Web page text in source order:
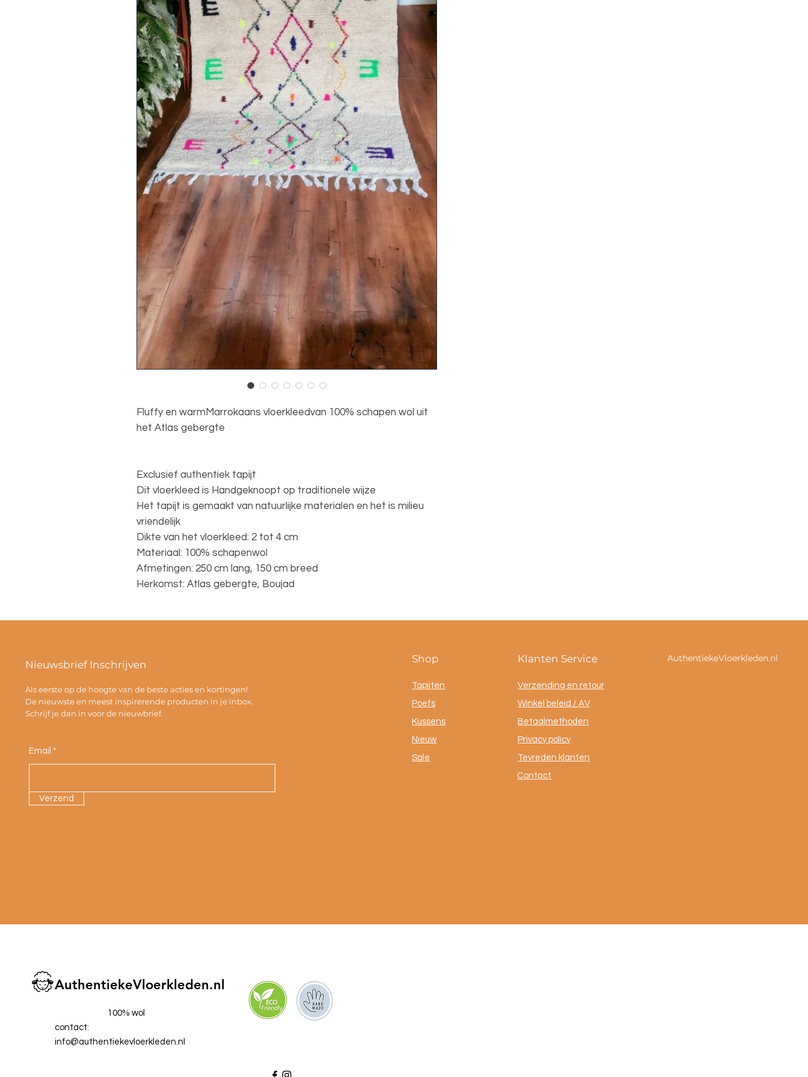
Fluffy en warmMarrokaans vloerkleedvan 100% schapen wol uit
het Atlas gebergte
Exclusief authentiek tapijt
Dit vloerkleed is Handgeknoopt op traditionele wijze
Het tapijt is gemaakt van natuurlijke materialen en het is milieu
vriendelijk
Dikte van het vloerkleed: 2 tot 4 cm
Materiaal: 100% schapenwol
Afmetingen: 250 cm lang, 150 cm breed
Herkomst: Atlas gebergte, Boujad
Nieuwsbrief Inschrijven
Als eerste op de hoogte van de beste acties en kortingen!
De nieuwste en meest inspirerende producten in je inbox.
Schrijf je dan in voor de nieuwbrief.
Email
Verzend
Shop
Tapijten
Poefs
Kussens
Nieuw
Sale
Klanten Service
Verzending en retour
Winkel beleid / AV
Betaalmethoden
Privacy policy
Tevreden klanten
Contact
AuthentiekeVloerkleden.nl
AuthentiekeVloerkleden.nl
100% wol
contact:
info@authentiekevloerkleden.nl